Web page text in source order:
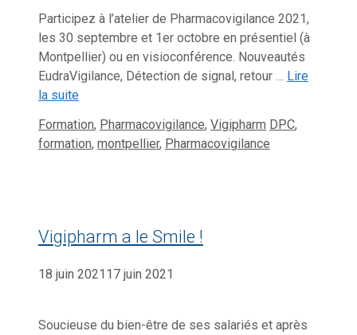
Participez à l’atelier de Pharmacovigilance 2021,
les 30 septembre et 1er octobre en présentiel (à
Montpellier) ou en visioconférence. Nouveautés
EudraVigilance, Détection de signal, retour … Lire
la suite
Catégories
Formation, Pharmacovigilance, Vigipharm Étiquettes
DPC,
formation, montpellier, Pharmacovigilance
Vigipharm a le Smile !
18 juin 202117 juin 2021
Soucieuse du bien-être de ses salariés et après